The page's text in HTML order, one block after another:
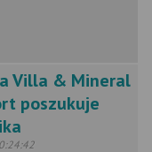
Villa & Mineral
poszukuje